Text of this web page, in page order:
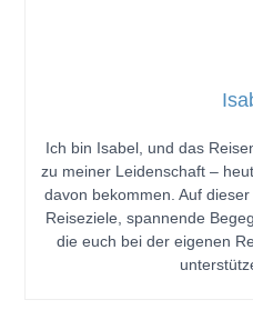
Ich bin Isabel, und das
zu meiner Leidenschaft –
davon bekommen. Auf
Reiseziele, spannende
die euch bei der eigenen